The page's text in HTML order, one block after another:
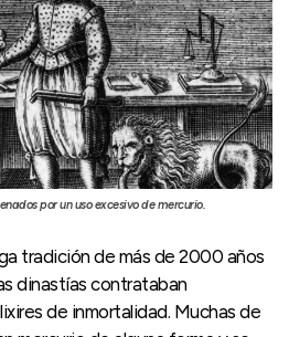
por un uso excesivo de mercurio.
tradición de más de 2000 años
dinastías contrataban
de inmortalidad. Muchas de